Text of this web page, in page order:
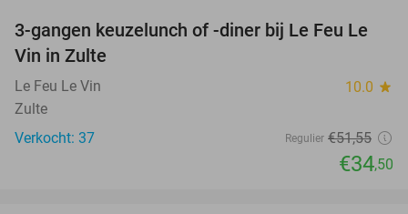
33%
3-gangen keuzelunch of -diner bij Le Feu Le
Vin in Zulte
Le Feu Le Vin 10.0 star
Zulte
Verkocht: 37
Regulier €51,55
€34,50